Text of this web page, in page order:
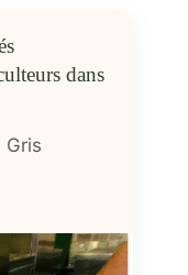
dans
Gris